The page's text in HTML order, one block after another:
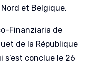
et Belgique.
Finanziaria de
de la République
s’est conclue le 26